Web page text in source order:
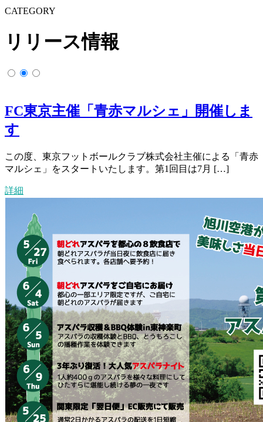
CATEGORY
リリース情報
FC東京主催「青赤マルシェ」開催しま
す
この度、東京フットボールクラブ株式会社主催による「青赤
マルシェ」をスタートいたします。第1回目は7月 […]
詳細